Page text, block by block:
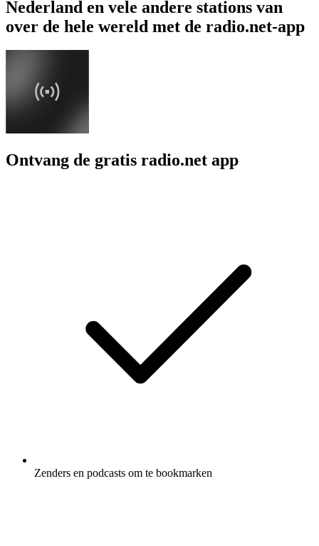
Nederland en vele andere stations van
over de hele wereld met de radio.net-app
Ontvang de gratis radio.net app
Zenders en podcasts om te bookmarken